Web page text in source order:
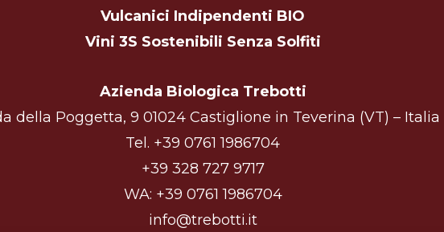
Vulcanici Indipendenti BIO
Vini 3S Sostenibili Senza Solfiti
Azienda Biologica Trebotti
della Poggetta, 9 01024 Castiglione in Teverina (VT) – Italia
Tel. +39 0761 1986704
+39 328 727 9717
WA: +39 0761 1986704
info@trebotti.it